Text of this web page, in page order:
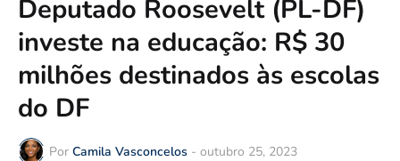
Deputado Roosevelt (PL-DF)
investe na educação: R$ 30
milhões destinados às escolas
do DF
Por Camila Vasconcelos - outubro 25, 2023